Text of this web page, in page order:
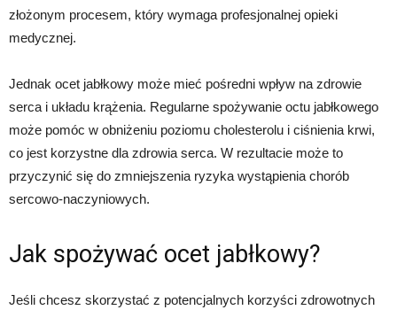
złożonym procesem, który wymaga profesjonalnej opieki
medycznej.
Jednak ocet jabłkowy może mieć pośredni wpływ na zdrowie
serca i układu krążenia. Regularne spożywanie octu jabłkowego
może pomóc w obniżeniu poziomu cholesterolu i ciśnienia krwi,
co jest korzystne dla zdrowia serca. W rezultacie może to
przyczynić się do zmniejszenia ryzyka wystąpienia chorób
sercowo-naczyniowych.
Jak spożywać ocet jabłkowy?
Jeśli chcesz skorzystać z potencjalnych korzyści zdrowotnych